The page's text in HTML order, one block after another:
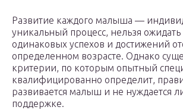
Развитие каждого малыша —
уникальный процесс, нельзя
одинаковых успехов и достижений
определенном возрасте. Однако
критерии, по которым опытный
квалифицированно определит,
развивается малыш и не нуждается
поддержке.